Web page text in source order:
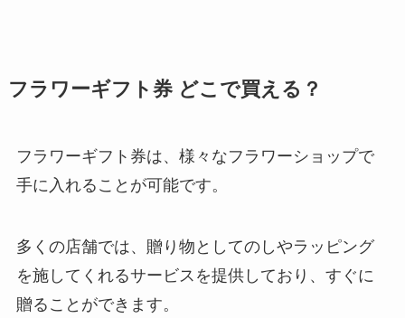
皇室カレンダーはどこで買える？
書店で購入できるの？ひどいやお
トヨタの新古車はどこで買える？
けない？メリットデメリットにつ
いて
黒糖ドーナツ棒 売ってる場所 ど
フラワーギフト券 どこで買える？
フラワーギフト券は、様々なフラワーショップで
手に入れることが可能です。
多くの店舗では、贈り物としてのしやラッピング
を施してくれるサービスを提供しており、すぐに
贈ることができます。